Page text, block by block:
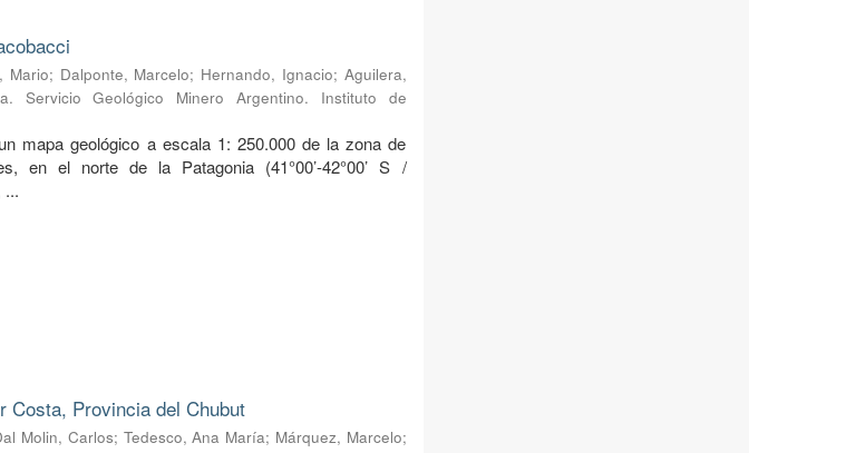
Mario; Dalponte, Marcelo; Hernando, Ignacio; Aguilera,
Servicio Geológico Minero Argentino. Instituto de
mapa geológico a escala 1: 250.000 de la zona de
en el norte de la Patagonia (41°00’-42°00’ S /
...
Costa, Provincia del Chubut
Molin, Carlos; Tedesco, Ana María; Márquez, Marcelo;